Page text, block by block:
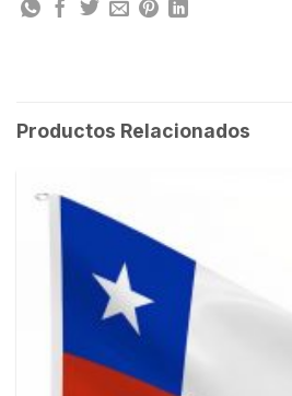
Productos Relacionados